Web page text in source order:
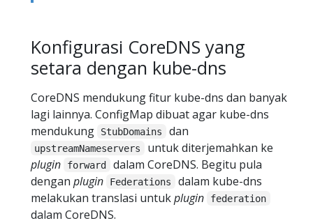
Konfigurasi CoreDNS yang
setara dengan kube-dns
CoreDNS mendukung fitur kube-dns dan banyak
lagi lainnya. ConfigMap dibuat agar kube-dns
mendukung
StubDomains dan
upstreamNameservers
untuk diterjemahkan ke
plugin
forward
dalam CoreDNS. Begitu pula
dengan plugin Federations
dalam kube-dns
melakukan translasi untukplugin federation
dalam CoreDNS.